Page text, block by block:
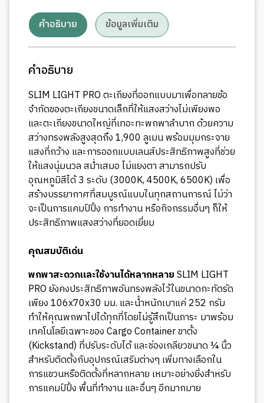
คำอธิบาย ข้อมูลเพิ่มเติม
คำอธิบาย
SLIM LIGHT PRO ตะเกียงที่ออกแบบมาเพื่อทลายข้อ
จำกัดของตะเกียงขนาดเล็กที่ให้แสงสว่างไม่เพียงพอ
และตะเกียงขนาดใหญ่ที่เทอะทะพกพาลำบาก ด้วยความ
สว่างทรงพลังสูงสุดถึง 1,900 ลูเมน พร้อมมุมกระจาย
แสงที่กว้าง และการออกแบบเลนส์ประสิทธิภาพสูงที่ช่วย
ให้แสงนุ่มนวล สม่ำเสมอ ไม่แยงตา สามารถปรับ
อุณหภูมิสีได้ 3 ระดับ (3000K, 4500K, 6500K) เพื่อ
สร้างบรรยากาศที่สมบูรณ์แบบในทุกสถานการณ์ ไม่ว่า
จะเป็นการแคมป์ปิ้ง การทำงาน หรือกิจกรรมอื่นๆ ก็ให้
ประสิทธิภาพแสงสว่างที่ยอดเยี่ยม
คุณสมบัติเด่น
พกพาสะดวกและใช้งานได้หลากหลายSLIM LIGHT
PRO ยังคงประสิทธิภาพอันทรงพลังไว้ในขนาดกะทัดรัด
เพียง 106x70x30 มม. และน้ำหนักเบาแค่ 252 กรัม
ทำให้คุณพกพาไปได้ทุกที่โดยไม่รู้สึกเป็นภาระ มาพร้อม
เทคโนโลยีเฉพาะของ Cargo Container ขาตั้ง
(Kickstand) ที่ปรับระดับได้ และช่องเกลียวขนาด ¼ นิ้ว
สำหรับติดตั้งกับอุปกรณ์เสริมต่างๆ เพิ่มทางเลือกใน
การแขวนหรือติดตั้งที่หลากหลาย เหมาะอย่างยิ่งสำหรับ
การแคมป์ปิ้ง พื้นที่ทำงาน และอื่นๆ อีกมากมาย